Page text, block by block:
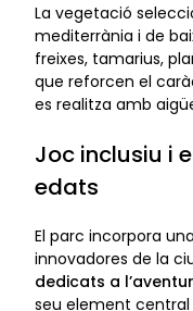
La vegetació
mediterrània i de
freixes, tamarius,
que reforcen el
es realitza amb
Joc inclusiu i
edats
El parc incorpora
innovadores de la
dedicats a
seu element